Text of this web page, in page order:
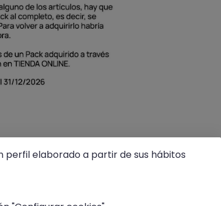
perfil elaborado a partir de sus hábitos